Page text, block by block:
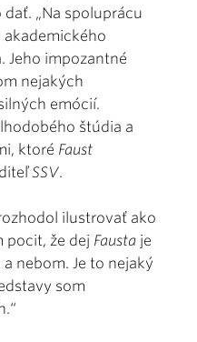
„Na spoluprácu
akademického
Jeho impozantné
nejakých
emócií.
štúdia a
ktoré Faust
SSV.
ilustrovať ako
pocit, že dej Fausta je
nebom. Je to nejaký
som